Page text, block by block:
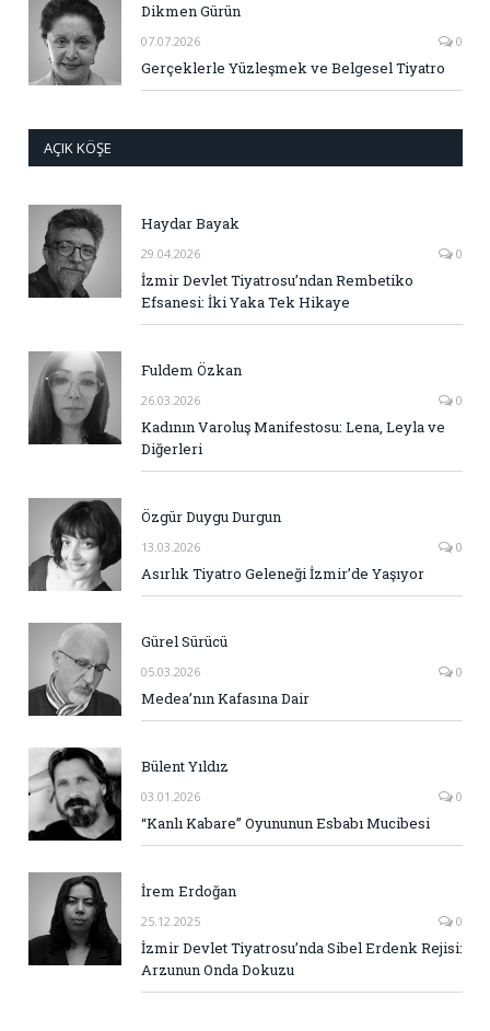
Dikmen Gürün
07.07.2026 0
Gerçeklerle Yüzleşmek ve Belgesel Tiyatro
AÇIK KÖŞE
Haydar Bayak
29.04.2026 0
İzmir Devlet Tiyatrosu’ndan Rembetiko
Efsanesi: İki Yaka Tek Hikaye
Fuldem Özkan
26.03.2026 0
Kadının Varoluş Manifestosu: Lena, Leyla ve
Diğerleri
Özgür Duygu Durgun
13.03.2026 0
Asırlık Tiyatro Geleneği İzmir’de Yaşıyor
Gürel Sürücü
05.03.2026 0
Medea’nın Kafasına Dair
Bülent Yıldız
03.01.2026 0
“Kanlı Kabare” Oyununun Esbabı Mucibesi
İrem Erdoğan
25.12.2025 0
İzmir Devlet Tiyatrosu’nda Sibel Erdenk Rejisi:
Arzunun Onda Dokuzu